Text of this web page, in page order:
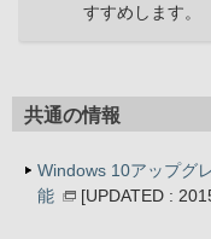
すすめします。
共通の情報
Windows 10アップグ
能
[UPDATED :